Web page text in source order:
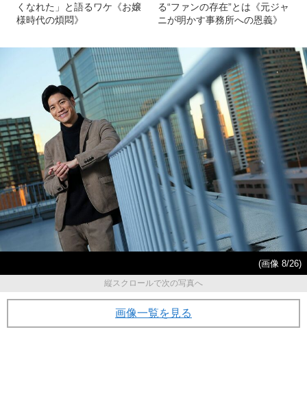
くなれた」と語るワケ《お嬢
様時代の煩悶》
る“ファンの存在”とは《元ジャ
ニが明かす事務所への恩義》
(画像 8/26)
縦スクロールで次の写真へ
画像一覧を見る